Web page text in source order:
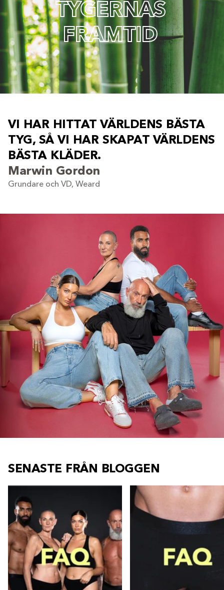
TYGERNAS
FRAMTID
VI HAR HITTAT VÄRLDENS BÄSTA
TYG, SÅ VI HAR SKAPAT VÄRLDENS
BÄSTA KLÄDER.
Marwin Gordon
Grundare och VD, Weard
SENASTE FRÅN BLOGGEN